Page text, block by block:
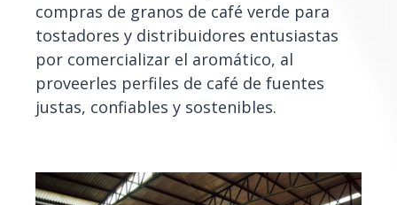
compras de granos de café verde para
tostadores y distribuidores entusiastas
por comercializar el aromático, al
proveerles perfiles de café de fuentes
justas, confiables y sostenibles.